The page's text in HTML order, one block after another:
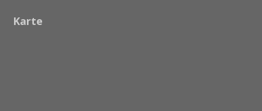
Karte